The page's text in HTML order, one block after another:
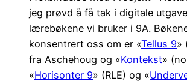
jeg prøvd å få tak i digitale
lærebøkene vi bruker i 9A.
konsentrert oss om er «Tellus 9»
fra Aschehoug og «Kontekst»
«Horisonter 9» (RLE) og «